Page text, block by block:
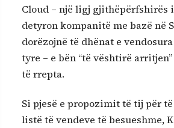
Cloud – një ligj gjithëpërfshirës i
detyron kompanitë me bazë në
dorëzojnë të dhënat e
tyre – e bën “të vështirë
të rrepta.
Si pjesë e propozimit të tij për
listë të vendeve të besueshme,